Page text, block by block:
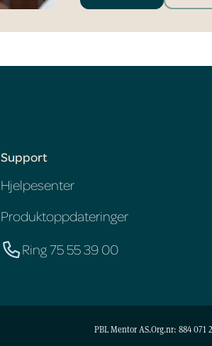
Support
Hjelpesenter
Produktoppdateringer
Ring 75 55 39 00
PBL Mentor AS.Org.nr: 884 071